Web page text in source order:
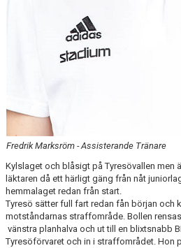
Fredrik Marksröm - Assisterande Tränare
Kylslaget och blåsigt på Tyresövallen men
läktaren då ett härligt gäng från nåt
hemmalaget redan från start.
Tyresö sätter full fart redan fån början och
motståndarnas straffområde. Bollen
vänstra planhalva och ut till en blixtsnabb
Tyresöförvaret och in i straffområdet. Hon